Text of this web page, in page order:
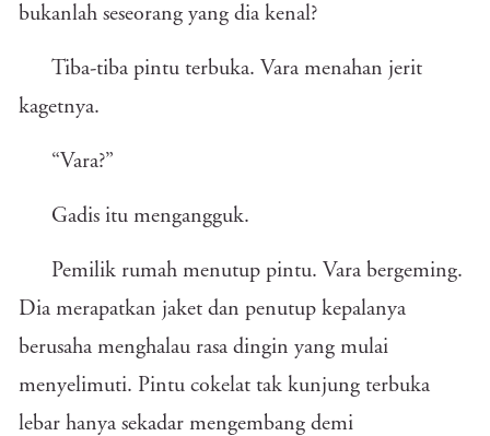
bukanlah seseorang yang dia kenal?
Tiba-tiba pintu terbuka. Vara menahan jerit
kagetnya.
“Vara?”
Gadis itu mengangguk.
Pemilik rumah menutup pintu. Vara bergeming.
Dia merapatkan jaket dan penutup kepalanya
berusaha menghalau rasa dingin yang mulai
menyelimuti. Pintu cokelat tak kunjung terbuka
lebar hanya sekadar mengembang demi